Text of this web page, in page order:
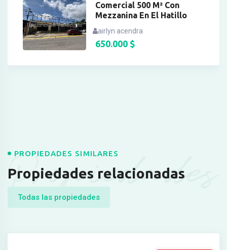
Comercial 500 M² Con
Mezzanina En El Hatillo
airlyn acendra
650.000 $
Propiedades
PROPIEDADES SIMILARES
Propiedades relacionadas
Todas las propiedades